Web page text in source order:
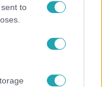
to
hazatérés